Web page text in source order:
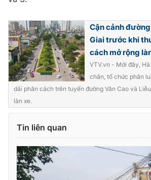
THỜI BÁO VTV
Theo dõi báo trên
Cơ quan chủ quản:Đài Truyền hình Việt
Cơ quan báo chí:
Thời báo VTV
Giấy phép hoạt động báo in và báo điện
Tổng Biên tập:Vũ Thanh Thủy
Phó Tổng Biên tập:Nguyễn Thị Mỹ Hạnh,
Nguyễn Trọng Ninh
Tổng đài VTV: 024.38 355 931 - 024.38
Cận cảnh
Giai trước khi
cách mở rộng
VTV.vn - Mới đây,
chắn, tổ chức phân
dải phân cách trên tuyến đường Văn Cao và
làn xe.
Tin liên quan